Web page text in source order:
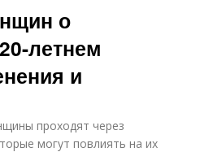
о
летнем
и
проходят через
могут повлиять на их